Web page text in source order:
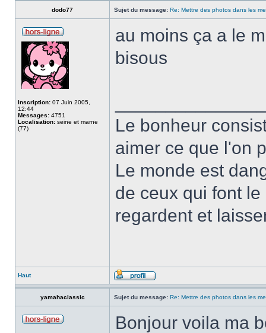
dodo77 Sujet du message: Re: Mettre des photos dans les
Inscription: 07 Juin 2005,
12:44
Messages: 4751
Localisation: seine et marne
(77)
au moins ça a le
bisous
Le bonheur
aimer ce que l'on
Le monde est
de ceux qui font
regardent et
Haut
yamahaclassic Sujet du message: Re: Mettre des photos dans les
Bonjour voila ma